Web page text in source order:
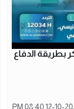
بطريقة الدفاع
12-10-2025